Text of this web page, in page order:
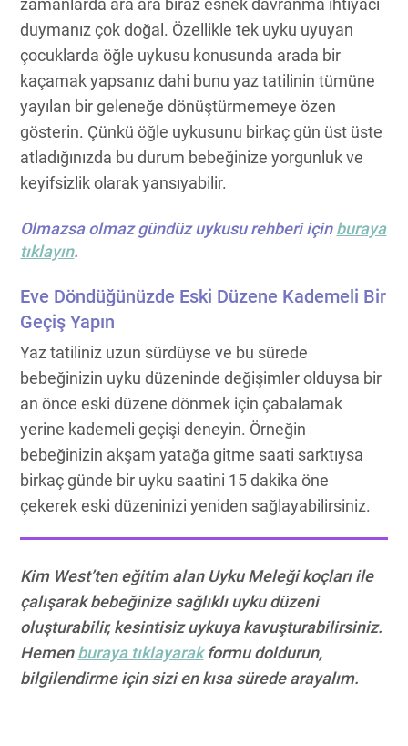
duymanız çok doğal. Özellikle tek uyku uyuyan
çocuklarda öğle uykusu konusunda arada bir
kaçamak yapsanız dahi bunu yaz tatilinin tümüne
yayılan bir geleneğe dönüştürmemeye özen
gösterin. Çünkü öğle uykusunu birkaç gün üst üste
atladığınızda bu durum bebeğinize yorgunluk ve
keyifsizlik olarak yansıyabilir.
Olmazsa olmaz gündüz uykusu rehberi içinburaya
tıklayın.
Eve Döndüğünüzde Eski Düzene Kademeli Bir
Geçiş Yapın
Yaz tatiliniz uzun sürdüyse ve bu sürede
bebeğinizin uyku düzeninde değişimler olduysa bir
an önce eski düzene dönmek için çabalamak
yerine kademeli geçişi deneyin. Örneğin
bebeğinizin akşam yatağa gitme saati sarktıysa
birkaç günde bir uyku saatini 15 dakika öne
çekerek eski düzeninizi yeniden sağlayabilirsiniz.
Kim West’ten eğitim alan Uyku Meleği koçları ile
çalışarak bebeğinize sağlıklı uyku düzeni
oluşturabilir, kesintisiz uykuya kavuşturabilirsiniz.
Hemenburaya tıklayarakformu doldurun,
bilgilendirme için sizi en kısa sürede arayalım.